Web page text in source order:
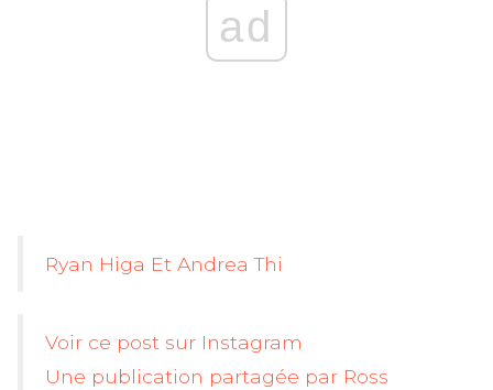
ad
Ryan Higa Et Andrea Thi
Voir ce post sur Instagram
Une publication partagée par Ross